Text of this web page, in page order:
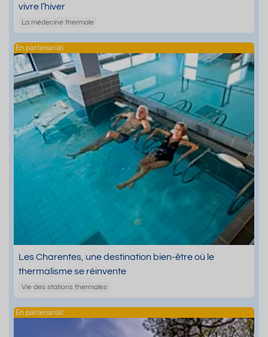
vivre l’hiver
La médecine thermale
Les Charentes, une destination bien-être où le
thermalisme se réinvente
Vie des stations thermales